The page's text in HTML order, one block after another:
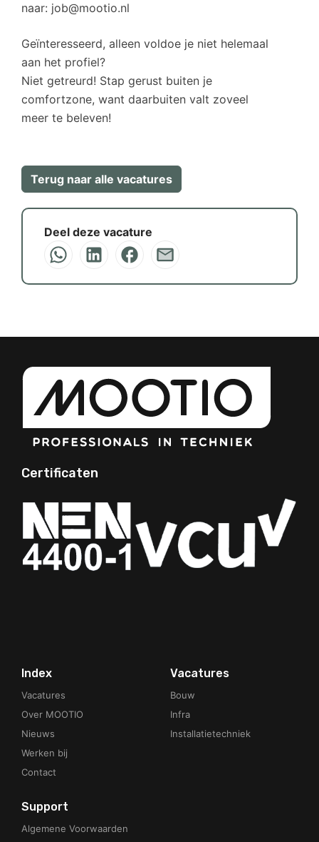
naar: job@mootio.nl
Geïnteresseerd, alleen voldoe je niet helemaal
aan het profiel?
Niet getreurd! Stap gerust buiten je
comfortzone, want daarbuiten valt zoveel
meer te beleven!
Terug naar alle vacatures
Deel deze vacature
Certificaten
Index
Vacatures
Over MOOTIO
Nieuws
Werken bij
Contact
Vacatures
Bouw
Infra
Installatietechniek
Support
Algemene Voorwaarden